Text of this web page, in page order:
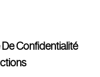
Confidentialité